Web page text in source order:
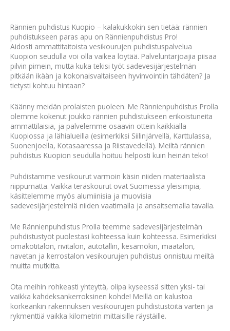
Rännien puhdistus Kuopio – kalakukkokin sen tietää: rännien
puhdistukseen paras apu on Rännienpuhdistus Pro!
Aidosti ammattitaitoista vesikourujen puhdistuspalvelua
Kuopion seudulla voi olla vaikea löytää. Palveluntarjoajia piisaa
pilvin pimein, mutta kuka tekisi työt sadevesijärjestelmän
pitkään ikään ja kokonaisvaltaiseen hyvinvointiin tähdäten? Ja
tietysti kohtuu hintaan?
Käänny meidän prolaisten puoleen. Me Rännienpuhdistus Prolla
olemme kokenut joukko rännien puhdistukseen erikoistuneita
ammattilaisia, ja palvelemme osaavin ottein kaikkialla
Kuopiossa ja lähialueilla (esimerkiksi Siilinjärvellä, Karttulassa,
Suonenjoella, Kotasaaressa ja Riistavedellä). Meiltä rännien
puhdistus Kuopion seudulla hoituu helposti kuin heinän teko!
Puhdistamme vesikourut varmoin käsin niiden materiaalista
riippumatta. Vaikka teräskourut ovat Suomessa yleisimpiä,
käsittelemme myös alumiinisia ja muovisia
sadevesijärjestelmiä niiden vaatimalla ja ansaitsemalla tavalla.
Me Rännienpuhdistus Prolla teemme sadevesijärjestelmän
puhdistustyöt puolestasi kohteessa kuin kohteessa. Esimerkiksi
omakotitalon, rivitalon, autotallin, kesämökin, maatalon,
navetan ja kerrostalon vesikourujen puhdistus onnistuu meiltä
muitta mutkitta.
Ota meihin rohkeasti yhteyttä, olipa kyseessä sitten yksi- tai
vaikka kahdeksankerroksinen kohde! Meillä on kalustoa
korkeankin rakennuksen vesikourujen puhdistustöitä varten ja
rykmenttiä vaikka kilometrin mittaisille räystäille.